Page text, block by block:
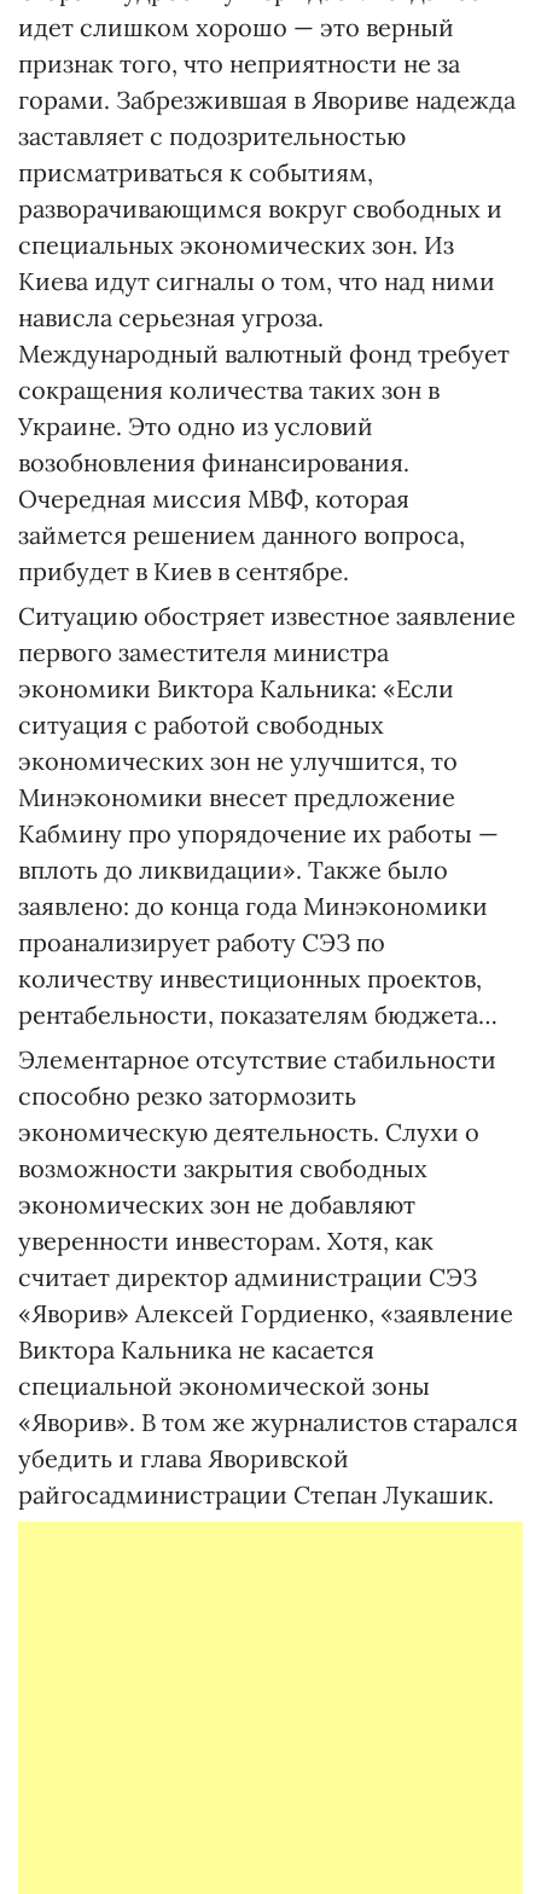
идет слишком хорошо — это верный
признак того, что неприятности не за
горами. Забрезжившая в Явориве надежда
заставляет с подозрительностью
присматриваться к событиям,
разворачивающимся вокруг свободных и
специальных экономических зон. Из
Киева идут сигналы о том, что над ними
нависла серьезная угроза.
Международный валютный фонд требует
сокращения количества таких зон в
Украине. Это одно из условий
возобновления финансирования.
Очередная миссия МВФ, которая
займется решением данного вопроса,
прибудет в Киев в сентябре.
Ситуацию обостряет известное заявление
первого заместителя министра
экономики Виктора Кальника: «Если
ситуация с работой свободных
экономических зон не улучшится, то
Минэкономики внесет предложение
Кабмину про упорядочение их работы —
вплоть до ликвидации». Также было
заявлено: до конца года Минэкономики
проанализирует работу СЭЗ по
количеству инвестиционных проектов,
рентабельности, показателям бюджета…
Элементарное отсутствие стабильности
способно резко затормозить
экономическую деятельность. Слухи о
возможности закрытия свободных
экономических зон не добавляют
уверенности инвесторам. Хотя, как
считает директор администрации СЭЗ
«Яворив» Алексей Гордиенко, «заявление
Виктора Кальника не касается
специальной экономической зоны
«Яворив». В том же журналистов старался
убедить и глава Яворивской
райгосадминистрации Степан Лукашик.